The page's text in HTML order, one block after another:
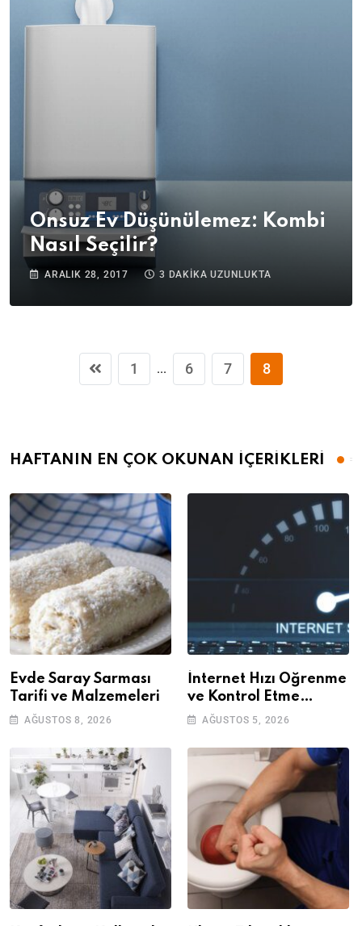
Onsuz Ev Düşünülemez: Kombi
Nasıl Seçilir?
ARALIK 28, 2017 3 DAKIKA UZUNLUKTA
1 ... 6 7 8
HAFTANIN EN ÇOK OKUNAN İÇERİKLERİ
Evde Saray Sarması
Tarifi ve Malzemeleri
AĞUSTOS 8, 2026
İnternet Hızı Öğrenme
ve Kontrol Etme
Yöntemleri
AĞUSTOS 5, 2026